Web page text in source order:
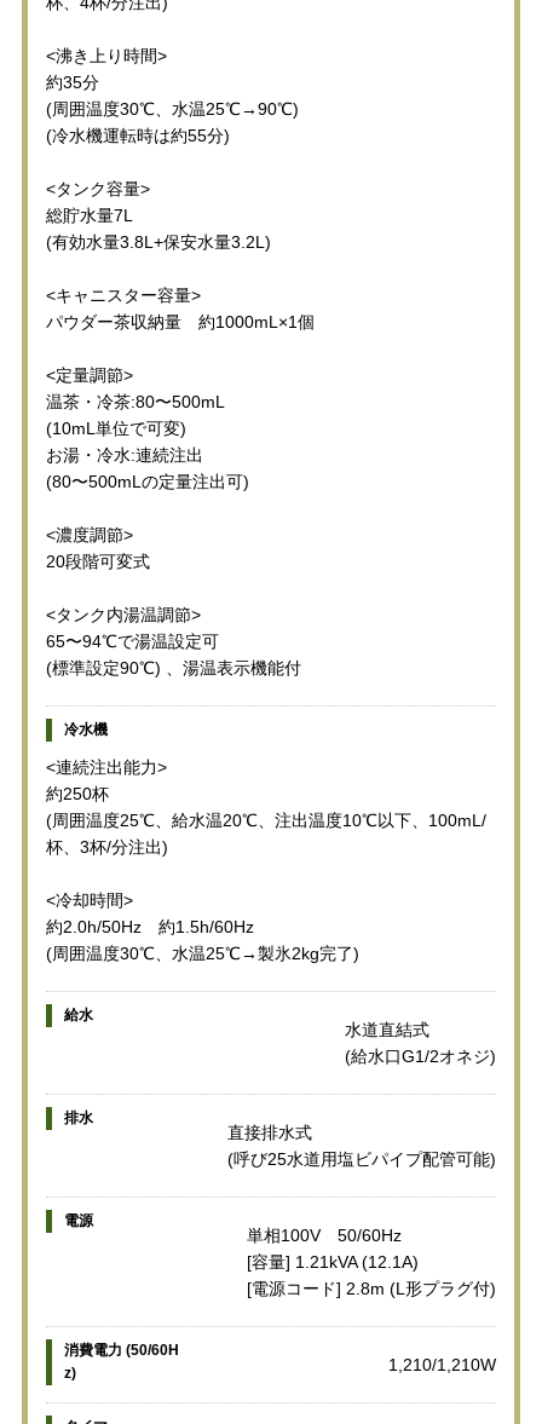
<沸き上り時間>
約35分
(周囲温度30℃、水温25℃→90℃)
(冷水機運転時は約55分)
<タンク容量>
総貯水量7L
(有効水量3.8L+保安水量3.2L)
<キャニスター容量>
パウダー茶収納量 約1000mL×1個
<定量調節>
温茶・冷茶:80〜500mL
(10mL単位で可変)
お湯・冷水:連続注出
(80〜500mLの定量注出可)
<濃度調節>
20段階可変式
<タンク内湯温調節>
65〜94℃で湯温設定可
(標準設定90℃) 、湯温表示機能付
冷水機
<連続注出能力>
約250杯
(周囲温度25℃、給水温20℃、注出温度10℃以下、100mL/
杯、3杯/分注出)
<冷却時間>
約2.0h/50Hz 約1.5h/60Hz
(周囲温度30℃、水温25℃→製氷2kg完了)
給水
水道直結式
(給水口G1/2オネジ)
排水
直接排水式
(呼び25水道用塩ビパイプ配管可能)
電源
単相100V 50/60Hz
[容量] 1.21kVA (12.1A)
[電源コード] 2.8m (L形プラグ付)
消費電力 (50/60H
z)
1,210/1,210W